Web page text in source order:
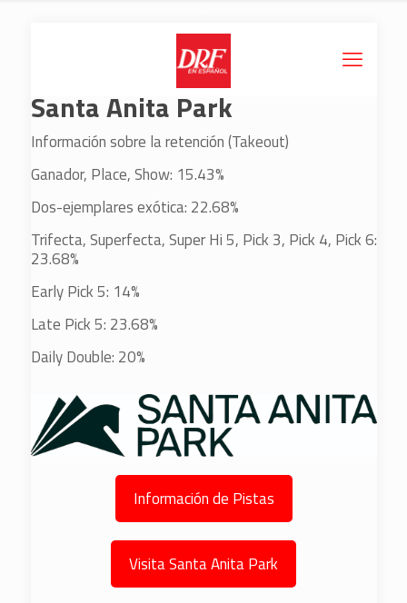
Santa Anita Park
Información sobre la retención (Takeout)
Ganador, Place, Show: 15.43%
Dos-ejemplares exótica: 22.68%
Trifecta, Superfecta, Super Hi 5, Pick 3, Pick 4, Pick 6:
23.68%
Early Pick 5: 14%
Late Pick 5: 23.68%
Daily Double: 20%
Información de Pistas
Visita Santa Anita Park